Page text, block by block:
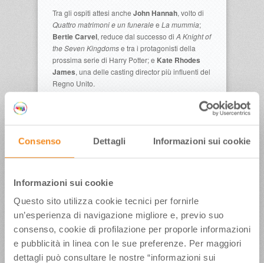
Consenso Dettagli Informazioni sui cookie
Informazioni sui cookie
Questo sito utilizza cookie tecnici per fornirle
un’esperienza di navigazione migliore e, previo suo
consenso, cookie di profilazione per proporle informazioni
e pubblicità in linea con le sue preferenze. Per maggiori
dettagli può consultare le nostre “informazioni sui
Tra gli ospiti attesi anche John Hannah, volto di
Quattro matrimoni e un funeralee La mummia;
Bertie Carvel, reduce dal successo di A Knight of
the Seven Kingdomse tra i protagonisti della
prossima serie di Harry Potter; e Kate Rhodes
James, una delle casting director più influenti del
Regno Unito.
fantascientificaStar Trek
andata per la prima
volta in onda nell’autunno del 1966, durante il
uno specchio e una metafora. L’8 luglio a
anteprima di un episodio della nuova stagione di
Star Trek: Strange New Worlds. La quarta
stagione della serie debutterà, a seguire l’evento,
il 23 luglio su Paramount+.